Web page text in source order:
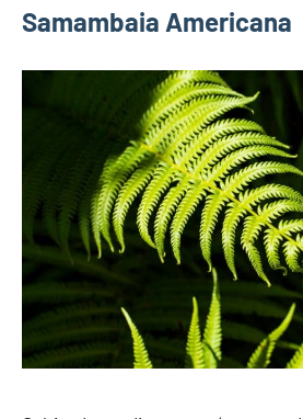
Samambaia Americana